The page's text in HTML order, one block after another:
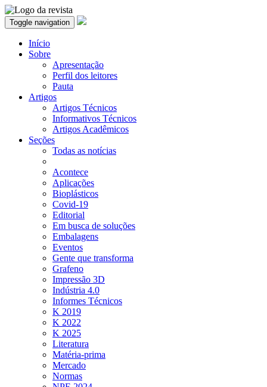
Toggle navigation
Início
Sobre
Apresentação
Perfil dos leitores
Pauta
Artigos
Artigos Técnicos
Informativos Técnicos
Artigos Acadêmicos
Seções
Todas as notícias
Acontece
Aplicações
Bioplásticos
Covid-19
Editorial
Em busca de soluções
Embalagens
Eventos
Gente que transforma
Grafeno
Impressão 3D
Indústria 4.0
Informes Técnicos
K 2019
K 2022
K 2025
Literatura
Matéria-prima
Mercado
Normas